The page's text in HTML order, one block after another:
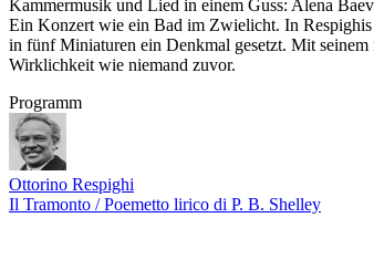
Kammermusik und Lied in einem Guss: Alena
Ein Konzert wie ein Bad im Zwielicht. In Respighis
in fünf Miniaturen ein Denkmal gesetzt. Mit
Wirklichkeit wie niemand zuvor.
Programm
Ottorino Respighi
Il Tramonto / Poemetto lirico di P. B. Shelley